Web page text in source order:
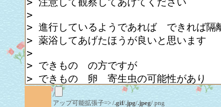
/
アップ可能拡張子=> /.gif/.jpg/.jpeg/.png